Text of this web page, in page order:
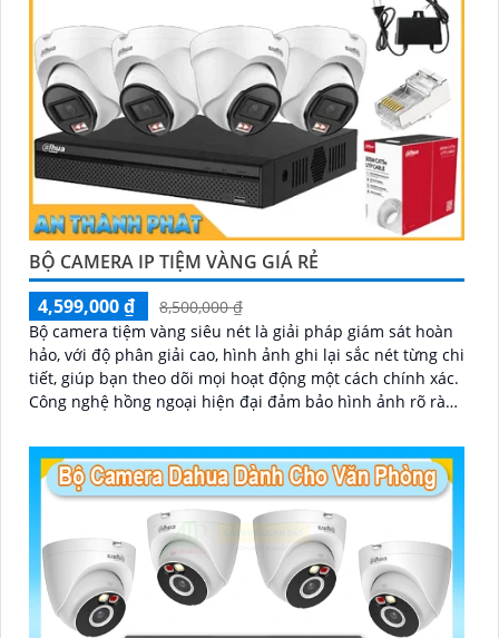
BỘ CAMERA IP TIỆM VÀNG GIÁ RẺ
4,599,000 ₫
8,500,000 ₫
Bộ camera tiệm vàng siêu nét là giải pháp giám sát hoàn
hảo, với độ phân giải cao, hình ảnh ghi lại sắc nét từng chi
tiết, giúp bạn theo dõi mọi hoạt động một cách chính xác.
Công nghệ hồng ngoại hiện đại đảm bảo hình ảnh rõ ràng